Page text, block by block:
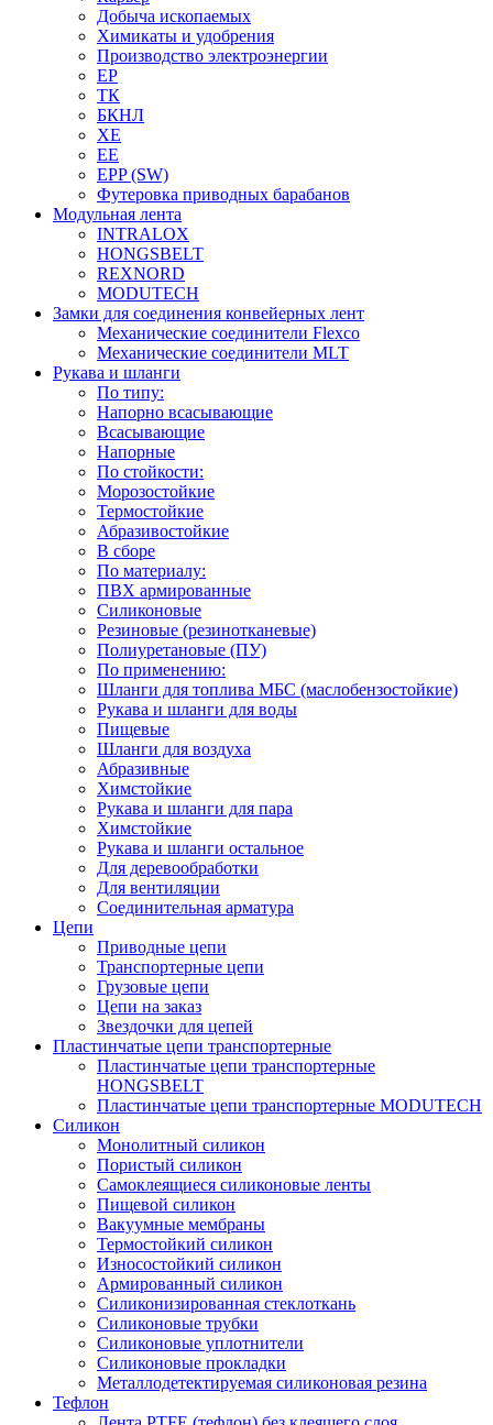
Добыча ископаемых
Химикаты и удобрения
Производство электроэнергии
EP
ТК
БКНЛ
XE
EE
EPP (SW)
Футеровка приводных барабанов
Модульная лента
INTRALOX
HONGSBELT
REXNORD
MODUTECH
Замки для соединения конвейерных лент
Механические соединители Flexco
Механические соединители MLT
Рукава и шланги
По типу:
Напорно всасывающие
Всасывающие
Напорные
По стойкости:
Морозостойкие
Термостойкие
Абразивостойкие
В сборе
По материалу:
ПВХ армированные
Силиконовые
Резиновые (резинотканевые)
Полиуретановые (ПУ)
По применению:
Шланги для топлива МБС (маслобензостойкие)
Рукава и шланги для воды
Пищевые
Шланги для воздуха
Абразивные
Химстойкие
Рукава и шланги для пара
Химстойкие
Рукава и шланги остальное
Для деревообработки
Для вентиляции
Соединительная арматура
Цепи
Приводные цепи
Транспортерные цепи
Грузовые цепи
Цепи на заказ
Звездочки для цепей
Пластинчатые цепи транспортерные
Пластинчатые цепи транспортерные
HONGSBELT
Пластинчатые цепи транспортерные MODUTECH
Силикон
Монолитный силикон
Пористый силикон
Самоклеящиеся силиконовые ленты
Пищевой силикон
Вакуумные мембраны
Термостойкий силикон
Износостойкий силикон
Армированный силикон
Силиконизированная стеклоткань
Силиконовые трубки
Силиконовые уплотнители
Силиконовые прокладки
Металлодетектируемая силиконовая резина
Тефлон